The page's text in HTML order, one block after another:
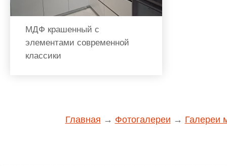
МДФ крашенный с
элементами современной
классики
Главная → Фотогалереи → Галереи